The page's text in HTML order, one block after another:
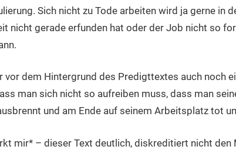
Sich nicht zu Tode arbeiten wird ja gerne in
nicht gerade erfunden hat oder der Job nicht so
vor dem Hintergrund des Predigttextes auch noch
man sich nicht so aufreiben muss, dass man
und am Ende auf seinem Arbeitsplatz tot
mir* – dieser Text deutlich, diskreditiert nicht den